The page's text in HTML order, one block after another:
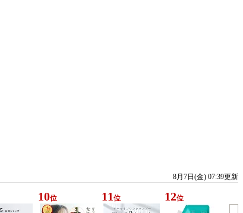
8月7日(金) 07:39更新
10位 11 位 12位